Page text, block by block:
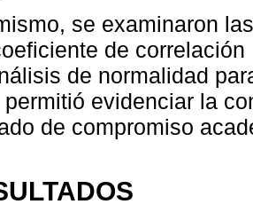
se examinaron
de
de normalidad
permitió evidenciar la
de compromiso